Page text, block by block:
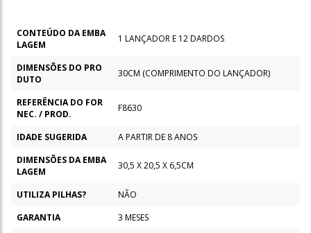
CONTEÚDO DA EMBA
LAGEM
1 LANÇADOR E 12 DARDOS
DIMENSÕES DO PRO
DUTO
30CM (COMPRIMENTO DO LANÇADOR)
REFERÊNCIA DO FOR
NEC. / PROD.
F8630
IDADE SUGERIDA
A PARTIR DE 8 ANOS
DIMENSÕES DA EMBA
LAGEM
30,5 X 20,5 X 6,5CM
UTILIZA PILHAS?
NÃO
GARANTIA
3 MESES